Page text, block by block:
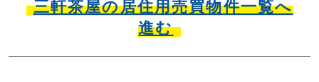
三軒茶屋の居住用売買物件一覧へ
進む